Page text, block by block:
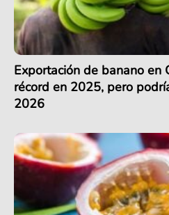
Exportación de banano en
récord en 2025, pero
2026